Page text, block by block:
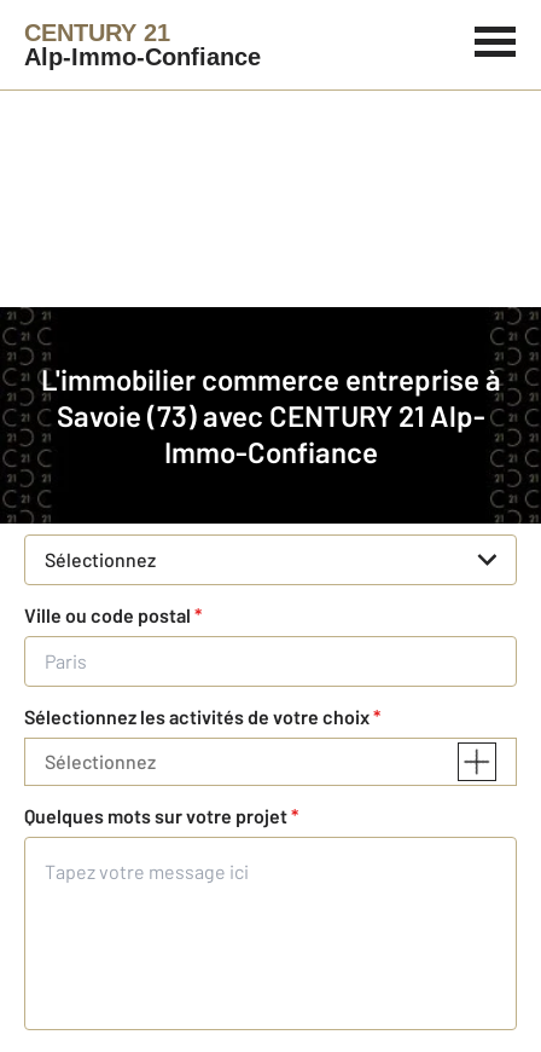
CENTURY 21
Alp-Immo-Confiance
L'immobilier commerce entreprise à
Savoie (73) avec CENTURY 21 Alp-
Immo-Confiance
Agence immobilière
Faites estimer votre affaire
Concernant votre bien
Vente ou location
Sélectionnez
Ville ou code postal *
Sélectionnez les activités de votre choix*
Sélectionnez
Quelques mots sur votre projet*